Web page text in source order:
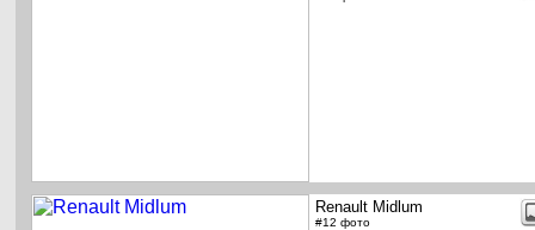
Renault Midlum
#12 фото